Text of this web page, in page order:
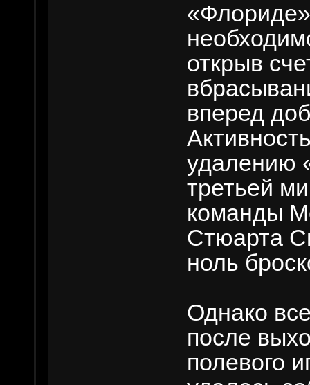
открыв
вперед
удалению
третьей
команды
Стюарта
ноль
Однако
после
полевого